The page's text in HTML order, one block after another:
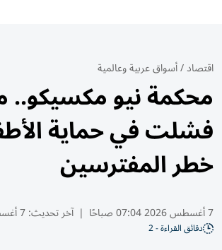
اقتصاد/أسواق عربية وعالمية
محكمة نيو مكسيكو..
فشلت في حماية
خطر المفترسين
7 أغسطس 2026 07:04 صباحًا | آخر تحديث:7 أغسطس 07:04 2026
دقائق القراءة - 2